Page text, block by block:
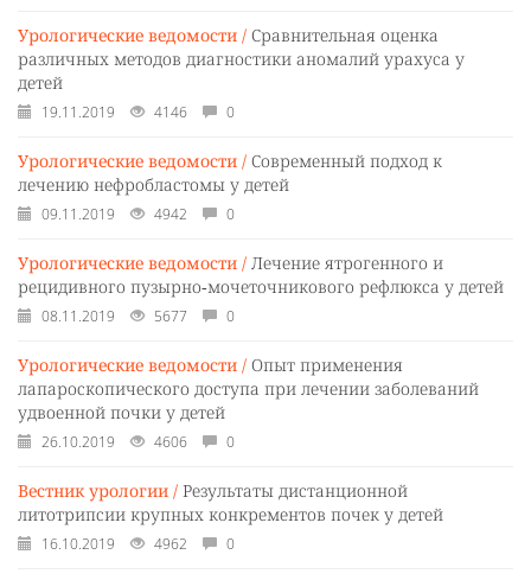
Урологические ведомости / Сравнительная оценка
различных методов диагностики аномалий урахуса у
детей
19.11.2019 4146 0
Урологические ведомости / Cовременный подход к
лечению нефробластомы у детей
09.11.2019 4942 0
Урологические ведомости / Лечение ятрогенного и
рецидивного пузырно‑мочеточникового рефлюкса у детей
08.11.2019 5677 0
Урологические ведомости / Опыт применения
лапароскопического доступа при лечении заболеваний
удвоенной почки у детей
26.10.2019 4606 0
Вестник урологии / Результаты дистанционной
литотрипсии крупных конкрементов почек у детей
16.10.2019 4962 0